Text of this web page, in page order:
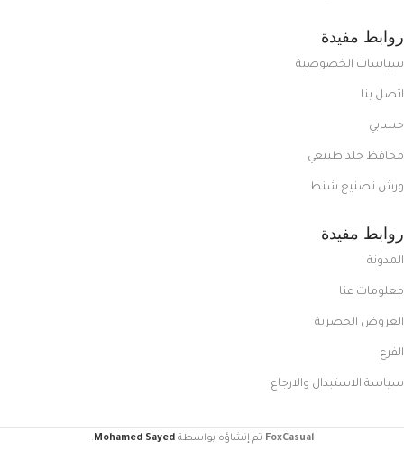
روابط مفيدة
سياسات الخصوصية
اتصل بنا
حسابي
محافظ جلد طبيعي
ورش تصنيع شنط
روابط مفيدة
المدونة
معلومات عنا
العروض الحصرية
الفرع
سياسة الاستبدال والارجاع
FoxCasual تم إنشاؤه بواسطةMohamed Sayed
.